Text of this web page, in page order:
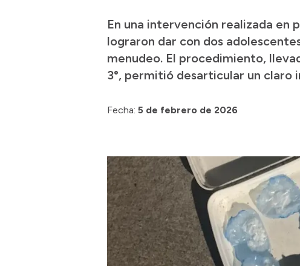
En una intervención realizada en
lograron dar con dos
menudeo. El procedimiento,
3°, permitió desarticular un
Fecha: 5 de febrero de 2026